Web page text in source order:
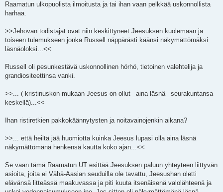
Raamatun ulkopuolista ilmoitusta ja tai ihan vaan pelkkää uskonnollista
harhaa.
>>Jehovan todistajat ovat niin keskittyneet Jeesuksen kuolemaan ja
toiseen tulemukseen jonka Russell näppärästi käänsi näkymättömäksi
läsnäoloksi...<<
Russell oli pesunkestävä uskonnollinen hörhö, tietoinen valehtelija ja
grandiositeettinsa vanki.
>>... ( kristinuskon mukaan Jeesus on ollut _aina läsnä_ seurakuntansa
keskellä)...<<
Ihan ristiretkien pakkokäännytysten ja noitavainojenkin aikana?
>>... että heiltä jää huomiotta kuinka Jeesus lupasi olla aina läsnä
näkymättömänä henkensä kautta koko ajan...<<
Se vaan tämä Raamatun UT esittää Jeesuksen paluun yhteyteen liittyvän
asioita, joita ei Vähä-Aasian seuduilla ole tavattu, Jeesushan oletti
elävänsä litteässä maakuvassa ja piti kuuta itsenäisenä valolähteenä ja